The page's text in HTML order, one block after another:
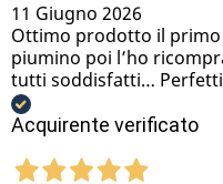
11 Giugno 2026
Ottimo prodotto il
piumino poi l’ho
tutti soddisfatti…
Acquirente verificato